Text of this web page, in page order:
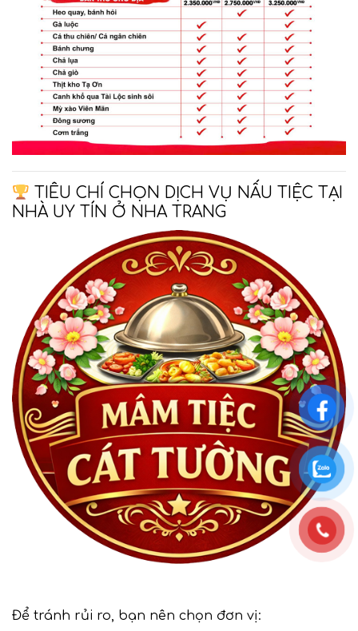
TIÊU CHÍ CHỌN DỊCH VỤ NẤU TIỆC TẠI
NHÀ UY TÍN Ở NHA TRANG
Để tránh rủi ro, bạn nên chọn đơn vị: